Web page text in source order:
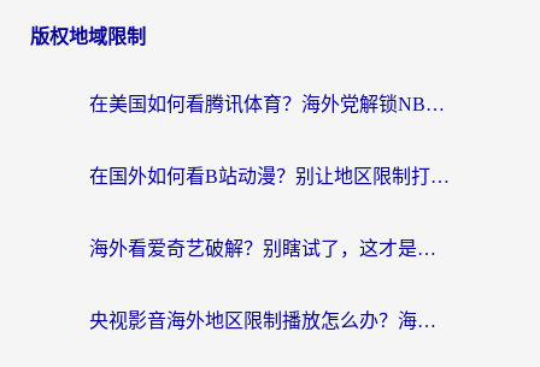
版权地域限制
在美国如何看腾讯体育？海外党解锁NBA欧洲杯直播的终极攻略
在国外如何看B站动漫？别让地区限制打断你的追番节奏
海外看爱奇艺破解？别瞎试了，这才是留学生华人追剧看球的正确打开方式
央视影音海外地区限制播放怎么办？海外党亲测有效的回国加速指南